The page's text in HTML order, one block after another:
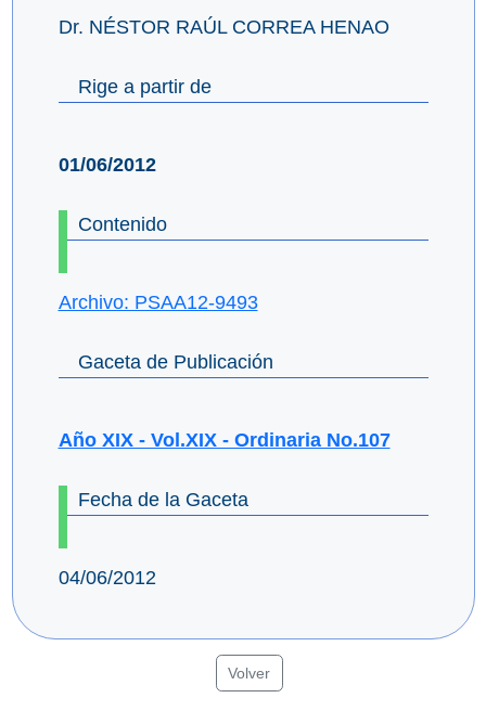
Dr. NÉSTOR RAÚL CORREA HENAO
Rige a partir de
01/06/2012
Contenido
Archivo: PSAA12-9493
Gaceta de Publicación
Año XIX - Vol.XIX - Ordinaria No.107
Fecha de la Gaceta
04/06/2012
Volver